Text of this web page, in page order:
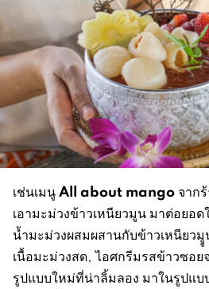
เช่นเมนูAll about mango จาก
เอามะม่วงข้าวเหนียวมูน มาต่อยอ
น้ำมะม่วงผสมผสานกับข้าวเหนียว
เนื้อมะม่วงสด, ไอศกรีมรสข้าวซอย
รูปแบบใหม่ที่น่าลิ้มลอง มาในรูปแบ